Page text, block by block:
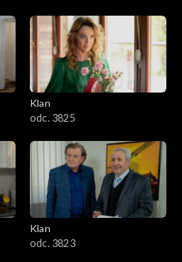
Klan
odc. 3825
Klan
odc. 3823